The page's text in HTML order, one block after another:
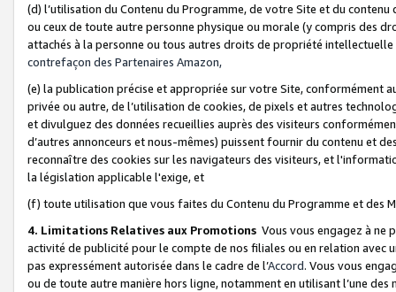
(d) l’utilisation du Contenu du Programme, de votre Site et du
ou ceux de toute autre personne physique ou morale (y compris des
attachés à la personne ou tous autres droits de propriété
contrefaçon des Partenaires Amazon,
(e) la publication précise et appropriée sur votre Site, conformément
privée ou autre, de l’utilisation de cookies, de pixels et autres
et divulguez des données recueillies auprès des visiteurs
d’autres annonceurs et nous-mêmes) puissent fournir du contenu et
reconnaître des cookies sur les navigateurs des visiteurs, et
la législation applicable l'exige, et
(f) toute utilisation que vous faites du Contenu du Programme et des
4. Limitations Relatives aux Promotions Vous vous engagez à ne
activité de publicité pour le compte de nos filiales ou en relation avec
pas expressément autorisée dans le cadre de l’Accord. Vous vous
ou de toute autre manière hors ligne, notamment en utilisant l’une